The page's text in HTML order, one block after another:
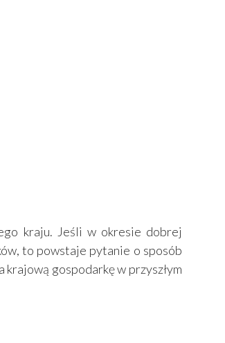
kraju. Jeśli w okresie dobrej
to powstaje pytanie o sposób
krajową gospodarkę w przyszłym